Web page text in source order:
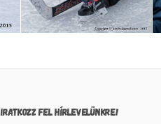
IRATKOZZ FEL HÍRLEVELÜNKRE!